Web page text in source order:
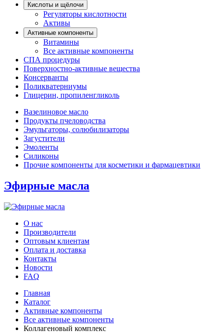
Кислоты и щёлочи
Регуляторы кислотности
Активы
Активные компоненты
Витамины
Все активные компоненты
СПА процедуры
Поверхностно-активные вещества
Консерванты
Поликватерниумы
Глицерин, пропиленгликоль
Вазелиновое масло
Продукты пчеловодства
Эмульгаторы, солюбилизаторы
Загустители
Эмоленты
Силиконы
Прочие компоненты для косметики и фармацевтики
Эфирные масла
О нас
Производители
Оптовым клиентам
Оплата и доставка
Контакты
Новости
FAQ
Главная
Каталог
Активные компоненты
Все активные компоненты
Коллагеновый комплекс